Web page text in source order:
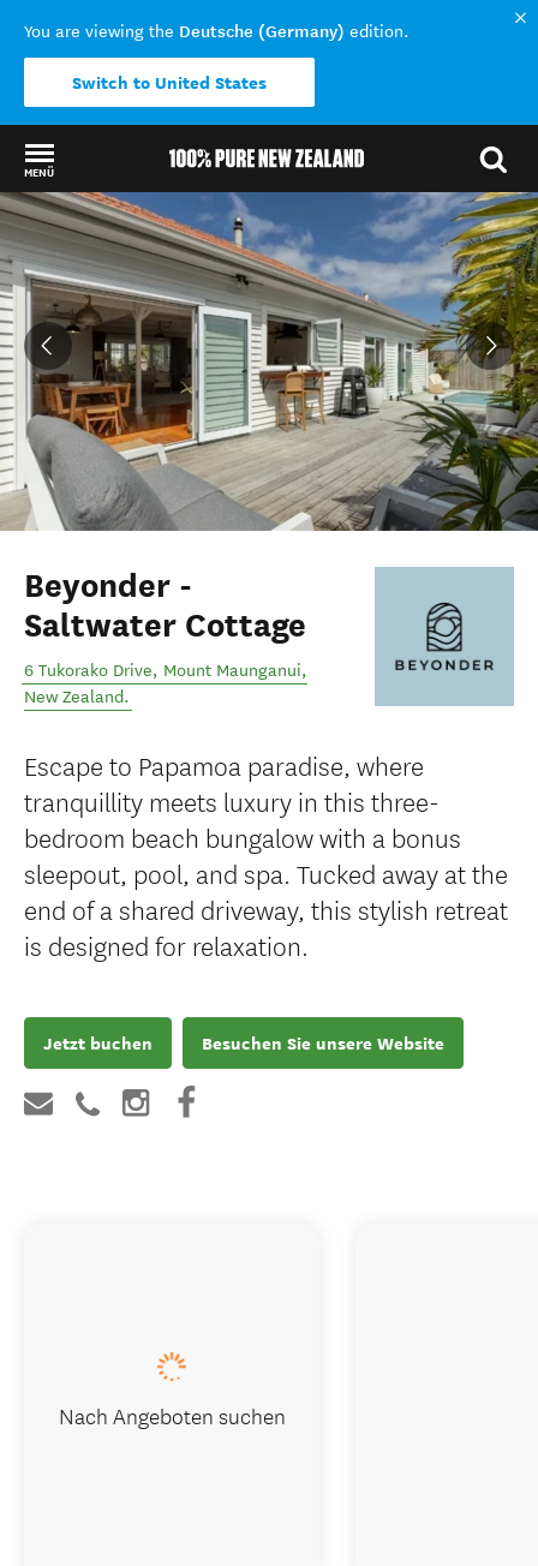
You are viewing the Deutsche (Germany) edition.
Switch to United States
MENÜ
Back to my results
Beyonder -
Saltwater Cottage
6 Tukorako Drive, Mount Maunganui,
New Zealand.
Escape to Papamoa paradise, where
tranquillity meets luxury in this three-
bedroom beach bungalow with a bonus
sleepout, pool, and spa. Tucked away at the
end of a shared driveway, this stylish retreat
is designed for relaxation.
Jetzt buchen Besuchen Sie unsere Website
Nach Angeboten suchen